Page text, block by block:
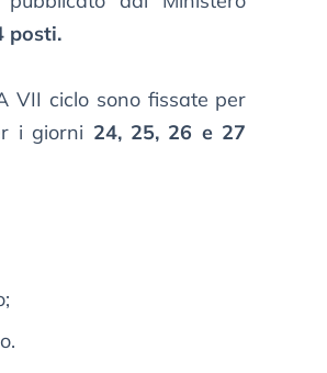
posti.
VII ciclo sono fissate per
i giorni 24, 25, 26 e 27